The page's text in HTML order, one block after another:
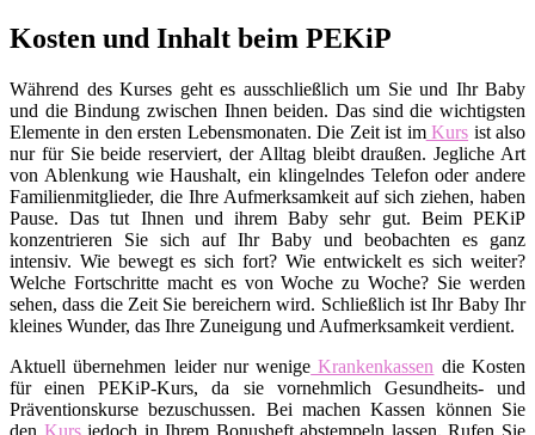
Kosten und Inhalt beim PEKiP
Während des Kurses geht es ausschließlich um Sie und Ihr Baby
und die Bindung zwischen Ihnen beiden. Das sind die wichtigsten
Elemente in den ersten Lebensmonaten. Die Zeit ist imKurs ist also
nur für Sie beide reserviert, der Alltag bleibt draußen. Jegliche Art
von Ablenkung wie Haushalt, ein klingelndes Telefon oder andere
Familienmitglieder, die Ihre Aufmerksamkeit auf sich ziehen, haben
Pause. Das tut Ihnen und ihrem Baby sehr gut. Beim PEKiP
konzentrieren Sie sich auf Ihr Baby und beobachten es ganz
intensiv. Wie bewegt es sich fort? Wie entwickelt es sich weiter?
Welche Fortschritte macht es von Woche zu Woche? Sie werden
sehen, dass die Zeit Sie bereichern wird. Schließlich ist Ihr Baby Ihr
kleines Wunder, das Ihre Zuneigung und Aufmerksamkeit verdient.
Aktuell übernehmen leider nur wenige Krankenkassen die Kosten
für einen PEKiP-Kurs, da sie vornehmlich Gesundheits- und
Präventionskurse bezuschussen. Bei machen Kassen können Sie